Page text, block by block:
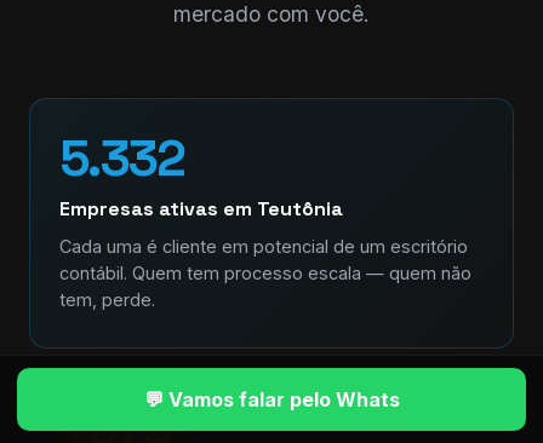
mercado com você.
5.332
Empresas ativas em Teutônia
Cada uma é cliente em potencial de um escritório
contábil. Quem tem processo escala — quem não
tem, perde.
+579💬 Vamos falar pelo Whats